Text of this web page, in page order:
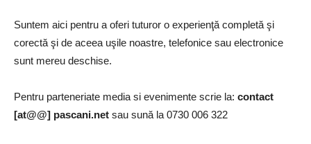
Suntem aici pentru a oferi tuturor o experienţă completă şi
corectă şi de aceea uşile noastre, telefonice sau electronice
sunt mereu deschise.
Pentru parteneriate media si evenimente scrie la: contact
[at@@] pascani.net sau sună la 0730 006 322